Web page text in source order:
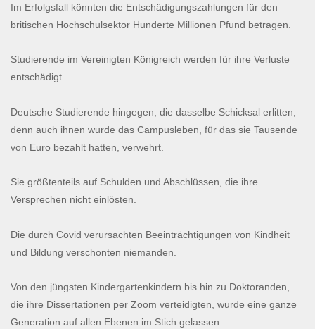
Im Erfolgsfall könnten die Entschädigungszahlungen für den
britischen Hochschulsektor Hunderte Millionen Pfund betragen.
Studierende im Vereinigten Königreich werden für ihre Verluste
entschädigt.
Deutsche Studierende hingegen, die dasselbe Schicksal erlitten,
denn auch ihnen wurde das Campusleben, für das sie Tausende
von Euro bezahlt hatten, verwehrt.
Sie größtenteils auf Schulden und Abschlüssen, die ihre
Versprechen nicht einlösten.
Die durch Covid verursachten Beeinträchtigungen von Kindheit
und Bildung verschonten niemanden.
Von den jüngsten Kindergartenkindern bis hin zu Doktoranden,
die ihre Dissertationen per Zoom verteidigten, wurde eine ganze
Generation auf allen Ebenen im Stich gelassen.